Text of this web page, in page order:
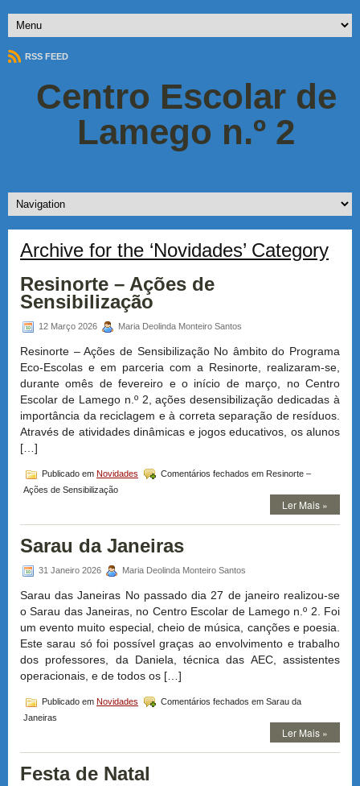
RSS FEED
Centro Escolar de
Lamego n.º 2
Archive for the ‘Novidades’ Category
Resinorte – Ações de
Sensibilização
12 Março 2026 Maria Deolinda Monteiro Santos
Resinorte – Ações de Sensibilização No âmbito do Programa
Eco-Escolas e em parceria com a Resinorte, realizaram-se,
durante omês de fevereiro e o início de março, no Centro
Escolar de Lamego n.º 2, ações desensibilização dedicadas à
importância da reciclagem e à correta separação de resíduos.
Através de atividades dinâmicas e jogos educativos, os alunos
[…]
Publicado em Novidades Comentários fechados em Resinorte –
Ações de Sensibilização
Ler Mais »
Sarau da Janeiras
31 Janeiro 2026 Maria Deolinda Monteiro Santos
Sarau das Janeiras No passado dia 27 de janeiro realizou-se
o Sarau das Janeiras, no Centro Escolar de Lamego n.º 2. Foi
um evento muito especial, cheio de música, canções e poesia.
Este sarau só foi possível graças ao envolvimento e trabalho
dos professores, da Daniela, técnica das AEC, assistentes
operacionais, e de todos os […]
Publicado em Novidades Comentários fechados em Sarau da
Janeiras
Ler Mais »
Festa de Natal